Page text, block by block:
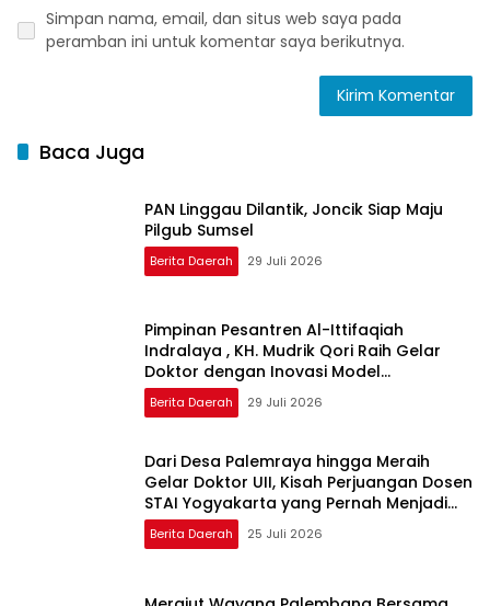
Simpan nama, email, dan situs web saya pada
peramban ini untuk komentar saya berikutnya.
Baca Juga
PAN Linggau Dilantik, Joncik Siap Maju
Pilgub Sumsel
Berita Daerah 29 Juli 2026
Pimpinan Pesantren Al-Ittifaqiah
Indralaya , KH. Mudrik Qori Raih Gelar
Doktor dengan Inovasi Model
Pembelajaran Nagham Al-Qur’an di UMM
Berita Daerah 29 Juli 2026
Dari Desa Palemraya hingga Meraih
Gelar Doktor UII, Kisah Perjuangan Dosen
STAI Yogyakarta yang Pernah Menjadi
Driver Taksi Online
Berita Daerah 25 Juli 2026